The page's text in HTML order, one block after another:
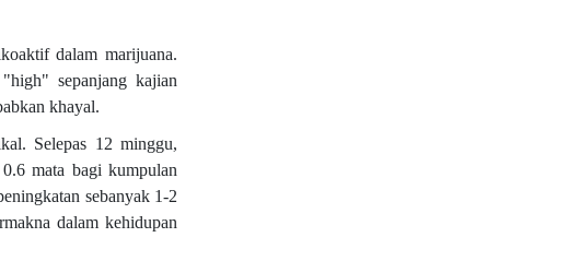
dalam marijuana.
sepanjang kajian
khayal.
Selepas 12 minggu,
mata bagi kumpulan
sebanyak 1-2
dalam kehidupan